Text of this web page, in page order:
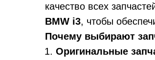
качество всех
BMW i3, чтобы
Почему выбирают
Оригинальные